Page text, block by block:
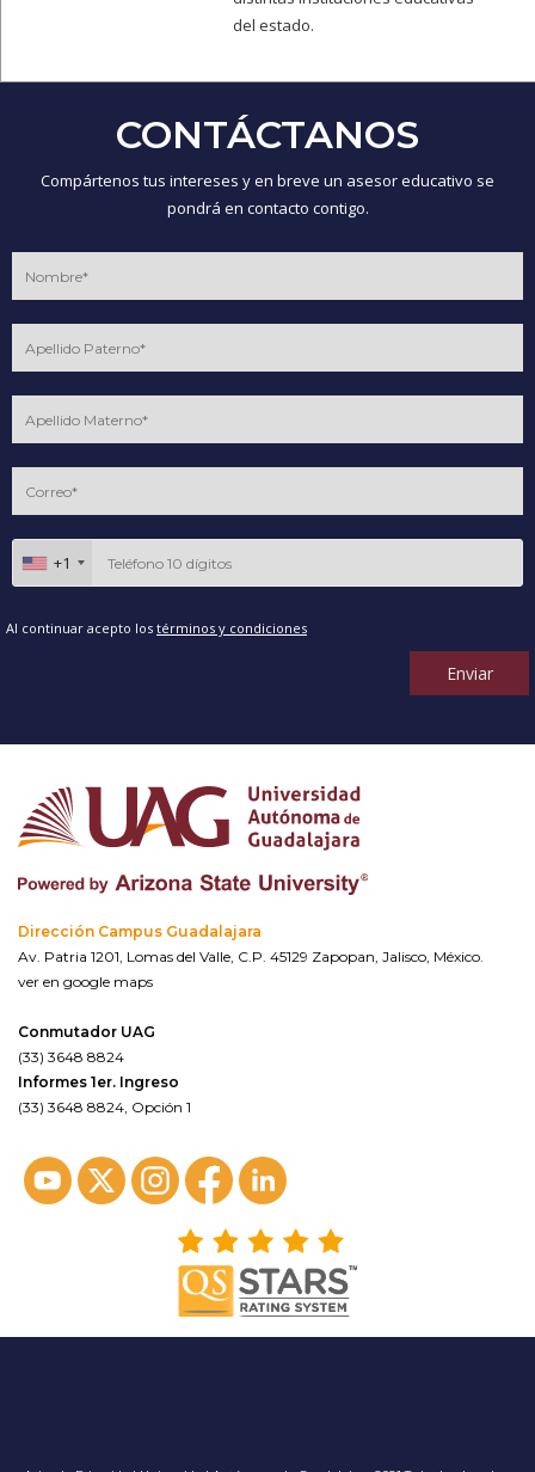
del estado.
CONTÁCTANOS
Compártenos tus intereses y en breve un asesor educativo se
pondrá en contacto contigo.
+1
Al continuar acepto los términos y condiciones
Enviar
Dirección Campus Guadalajara
Av. Patria 1201, Lomas del Valle, C.P. 45129 Zapopan, Jalisco, México.
ver en google maps
Conmutador UAG
(33) 3648 8824
Informes 1er. Ingreso
(33) 3648 8824, Opción 1